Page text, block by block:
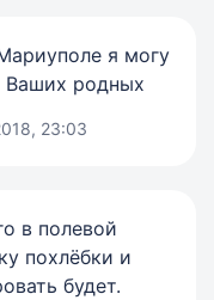
я могу
Ваших родных
23:03
в полевой
похлёбки и
будет.